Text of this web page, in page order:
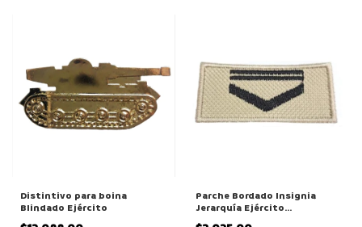
Distintivo para boina
Blindado Ejército
Parche Bordado Insignia
Jerarquía Ejército
"Voluntario de 1°"